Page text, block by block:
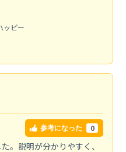
ッピー
参考になった 0
。説明が分かりやすく、